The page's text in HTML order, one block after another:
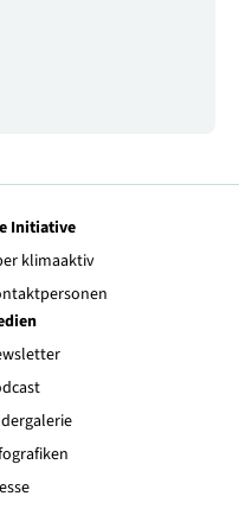
Initiative
klimaaktiv